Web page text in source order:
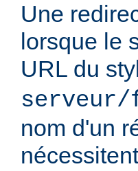
Une
lorsque le
URL du
serveur/
nom d'un